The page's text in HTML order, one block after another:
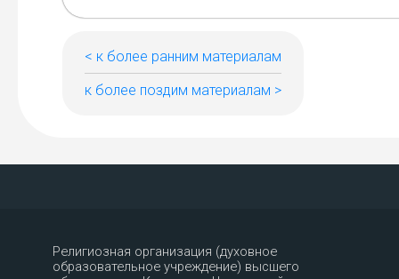
< к более ранним материалам
к более поздим материалам >
Религиозная организация (духовное
образовательное учреждение) высшего